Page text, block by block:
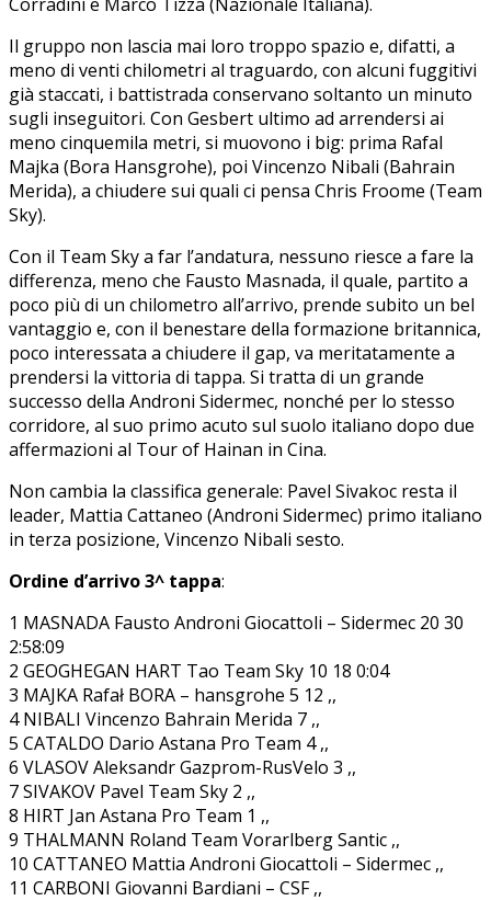
Il gruppo non lascia mai loro troppo spazio e, difatti, a
meno di venti chilometri al traguardo, con alcuni fuggitivi
già staccati, i battistrada conservano soltanto un minuto
sugli inseguitori. Con Gesbert ultimo ad arrendersi ai
meno cinquemila metri, si muovono i big: prima Rafal
Majka (Bora Hansgrohe), poi Vincenzo Nibali (Bahrain
Merida), a chiudere sui quali ci pensa Chris Froome (Team
Sky).
Con il Team Sky a far l’andatura, nessuno riesce a fare la
differenza, meno che Fausto Masnada, il quale, partito a
poco più di un chilometro all’arrivo, prende subito un bel
vantaggio e, con il benestare della formazione britannica,
poco interessata a chiudere il gap, va meritatamente a
prendersi la vittoria di tappa. Si tratta di un grande
successo della Androni Sidermec, nonché per lo stesso
corridore, al suo primo acuto sul suolo italiano dopo due
affermazioni al Tour of Hainan in Cina.
Non cambia la classifica generale: Pavel Sivakoc resta il
leader, Mattia Cattaneo (Androni Sidermec) primo italiano
in terza posizione, Vincenzo Nibali sesto.
Ordine d’arrivo 3^ tappa:
1 MASNADA Fausto Androni Giocattoli – Sidermec 20 30
2:58:09
2 GEOGHEGAN HART Tao Team Sky 10 18 0:04
3 MAJKA Rafał BORA – hansgrohe 5 12 ,,
4 NIBALI Vincenzo Bahrain Merida 7 ,,
5 CATALDO Dario Astana Pro Team 4 ,,
6 VLASOV Aleksandr Gazprom-RusVelo 3 ,,
7 SIVAKOV Pavel Team Sky 2 ,,
8 HIRT Jan Astana Pro Team 1 ,,
9 THALMANN Roland Team Vorarlberg Santic ,,
10 CATTANEO Mattia Androni Giocattoli – Sidermec ,,
11 CARBONI Giovanni Bardiani – CSF ,,